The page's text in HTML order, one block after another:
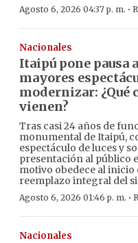
Agosto 6, 2026 04:37 p. m. ·
Nacionales
Itaipú pone pausa
mayores
modernizar: ¿Qué
vienen?
Tras casi 24 años de
monumental de Itaipú,
espectáculo de luces y
presentación al público
motivo obedece al inicio
reemplazo integral del
Agosto 6, 2026 01:46 p. m. ·
Nacionales